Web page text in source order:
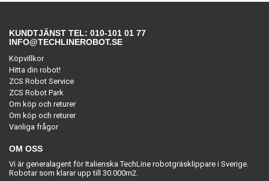
KUNDTJÄNST TEL: 010-101 01 77
INFO@TECHLINEROBOT.SE
Köpvillkor
Hitta din robot!
ZCS Robot Service
ZCS Robot Park
Om köp och returer
Om köp och returer
Vanliga frågor
OM OSS
Vi är generalagent för Italienska TechLine robotgräsklippare i Sverige.
Robotar som klarar upp till 30.000m2.